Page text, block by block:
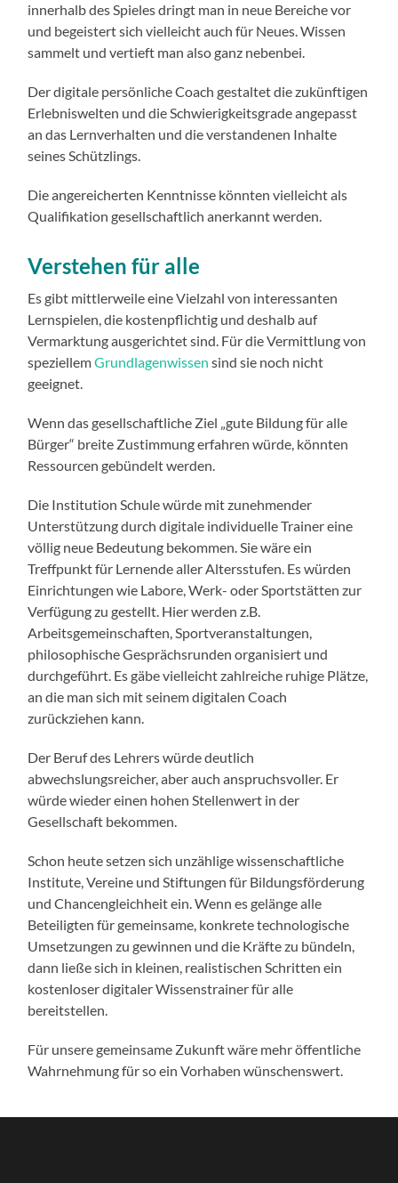
innerhalb des Spieles dringt man in neue Bereiche vor
und begeistert sich vielleicht auch für Neues. Wissen
sammelt und vertieft man also ganz nebenbei.
Der digitale persönliche Coach gestaltet die zukünftigen
Erlebniswelten und die Schwierigkeitsgrade angepasst
an das Lernverhalten und die verstandenen Inhalte
seines Schützlings.
Die angereicherten Kenntnisse könnten vielleicht als
Qualifikation gesellschaftlich anerkannt werden.
Verstehen für alle
Es gibt mittlerweile eine Vielzahl von interessanten
Lernspielen, die kostenpflichtig und deshalb auf
Vermarktung ausgerichtet sind. Für die Vermittlung von
speziellemGrundlagenwissen sind sie noch nicht
geeignet.
Wenn das gesellschaftliche Ziel „gute Bildung für alle
Bürger“ breite Zustimmung erfahren würde, könnten
Ressourcen gebündelt werden.
Die Institution Schule würde mit zunehmender
Unterstützung durch digitale individuelle Trainer eine
völlig neue Bedeutung bekommen. Sie wäre ein
Treffpunkt für Lernende aller Altersstufen. Es würden
Einrichtungen wie Labore, Werk- oder Sportstätten zur
Verfügung zu gestellt. Hier werden z.B.
Arbeitsgemeinschaften, Sportveranstaltungen,
philosophische Gesprächsrunden organisiert und
durchgeführt. Es gäbe vielleicht zahlreiche ruhige Plätze,
an die man sich mit seinem digitalen Coach
zurückziehen kann.
Der Beruf des Lehrers würde deutlich
abwechslungsreicher, aber auch anspruchsvoller. Er
würde wieder einen hohen Stellenwert in der
Gesellschaft bekommen.
Schon heute setzen sich unzählige wissenschaftliche
Institute, Vereine und Stiftungen für Bildungsförderung
und Chancengleichheit ein. Wenn es gelänge alle
Beteiligten für gemeinsame, konkrete technologische
Umsetzungen zu gewinnen und die Kräfte zu bündeln,
dann ließe sich in kleinen, realistischen Schritten ein
kostenloser digitaler Wissenstrainer für alle
bereitstellen.
Für unsere gemeinsame Zukunft wäre mehr öffentliche
Wahrnehmung für so ein Vorhaben wünschenswert.